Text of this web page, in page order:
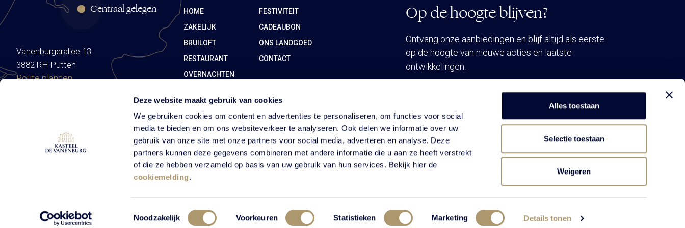
Deze website maakt gebruik van cookies
We gebruiken cookies om content en advertenties te personaliseren, om functies voor social
media te bieden en om ons websiteverkeer te analyseren. Ook delen we informatie over uw
gebruik van onze site met onze partners voor social media, adverteren en analyse. Deze
partners kunnen deze gegevens combineren met andere informatie die u aan ze heeft verstrekt
of die ze hebben verzameld op basis van uw gebruik van hun services. Bekijk hier de
cookiemelding.
Toestemmingsselectie
Noodzakelijk Voorkeuren Statistieken Marketing Details tonen
Alles toestaan
Selectie toestaan
Weigeren
Centraal gelegen
Vanenburgerallee 13
3882 RH Putten
Route plannen
HOME
FESTIVITEIT
ZAKELIJK
CADEAUBON
BRUILOFT
ONS LANDGOED
RESTAURANT
CONTACT
OVERNACHTEN
Op de hoogte blijven?
Ontvang onze aanbiedingen en blijf altijd als eerste
op de hoogte van nieuwe acties en laatste
ontwikkelingen.